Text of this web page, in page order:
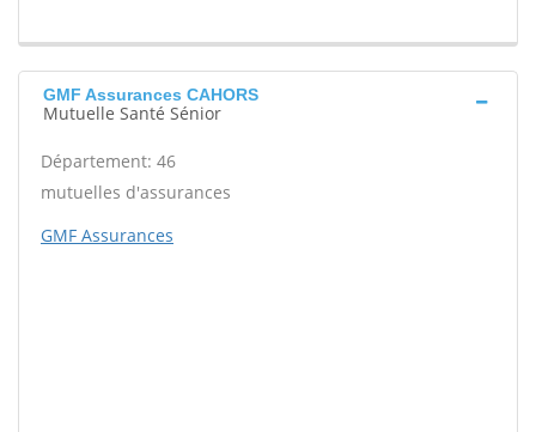
GMF Assurances CAHORS
Mutuelle Santé Sénior
Département: 46
mutuelles d'assurances
GMF Assurances